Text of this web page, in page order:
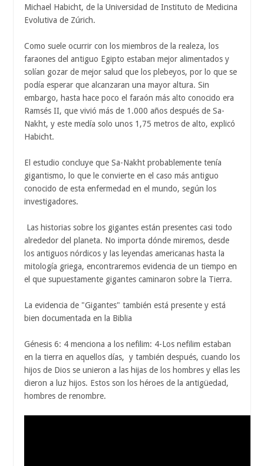
Michael Habicht, de la Universidad de Instituto de Medicina
Evolutiva de Zúrich.
Como suele ocurrir con los miembros de la realeza, los
faraones del antiguo Egipto estaban mejor alimentados y
solían gozar de mejor salud que los plebeyos, por lo que se
podía esperar que alcanzaran una mayor altura. Sin
embargo, hasta hace poco el faraón más alto conocido era
Ramsés II, que vivió más de 1.000 años después de Sa-
Nakht, y este medía solo unos 1,75 metros de alto, explicó
Habicht.
El estudio concluye que Sa-Nakht probablemente tenía
gigantismo, lo que le convierte en el caso más antiguo
conocido de esta enfermedad en el mundo, según los
investigadores.
Las historias sobre los gigantes están presentes casi todo
alrededor del planeta. No importa dónde miremos, desde
los antiguos nórdicos y las leyendas americanas hasta la
mitología griega, encontraremos evidencia de un tiempo en
el que supuestamente gigantes caminaron sobre la Tierra.
La evidencia de "Gigantes" también está presente y está
bien documentada en la Biblia
Génesis 6: 4 menciona a los nefilim: 4-Los nefilim estaban
en la tierra en aquellos días, y también después, cuando los
hijos de Dios se unieron a las hijas de los hombres y ellas les
dieron a luz hijos. Estos son los héroes de la antigüedad,
hombres de renombre.